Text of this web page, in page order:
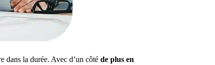
dans la durée. Avec d’un côtéde plus en